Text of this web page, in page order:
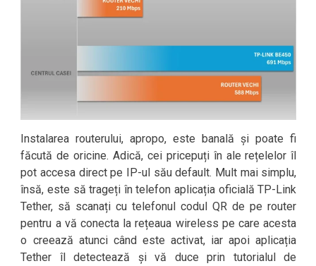
Instalarea routerului, apropo, este banală și poate fi
făcută de oricine. Adică, cei pricepuți în ale rețelelor îl
pot accesa direct pe IP-ul său default. Mult mai simplu,
însă, este să trageți în telefon aplicația oficială TP-Link
Tether, să scanați cu telefonul codul QR de pe router
pentru a vă conecta la rețeaua wireless pe care acesta
o creează atunci când este activat, iar apoi aplicația
Tether îl detectează și vă duce prin tutorialul de